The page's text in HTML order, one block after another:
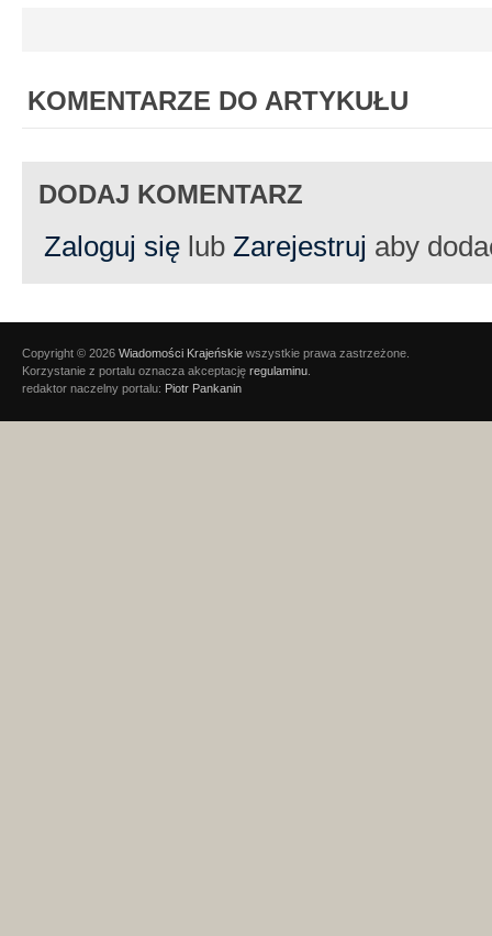
KOMENTARZE DO ARTYKUŁU
DODAJ KOMENTARZ
Zaloguj się lub Zarejestruj aby
Copyright © 2026 Wiadomości Krajeńskie wszystkie prawa zastrzeżone.
Korzystanie z portalu oznacza akceptację regulaminu
redaktor naczelny portalu: Piotr Pankanin